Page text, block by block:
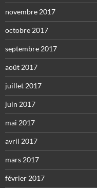
novembre 2017
octobre 2017
septembre 2017
août 2017
juillet 2017
juin 2017
mai 2017
avril 2017
mars 2017
février 2017